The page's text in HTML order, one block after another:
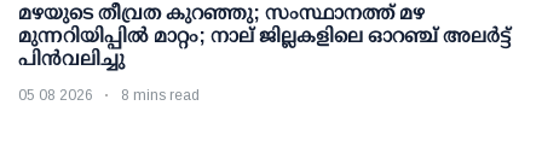
മഴയുടെ തീവ്രത കുറഞ്ഞു; സംസ്ഥാനത്ത് മഴ
മുന്നറിയിപ്പിൽ മാറ്റം; നാല് ജില്ലകളിലെ ഓറഞ്ച് അലർട്ട്
പിൻവലിച്ചു
05 08 2026 8 mins read